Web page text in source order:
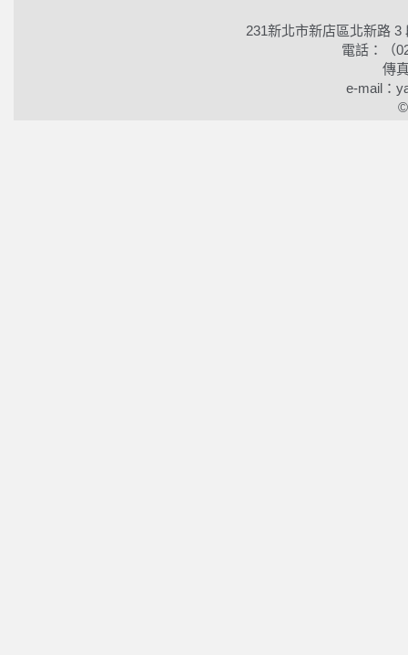
231新北市新店區北新路
電話：（
傳
e-mail：